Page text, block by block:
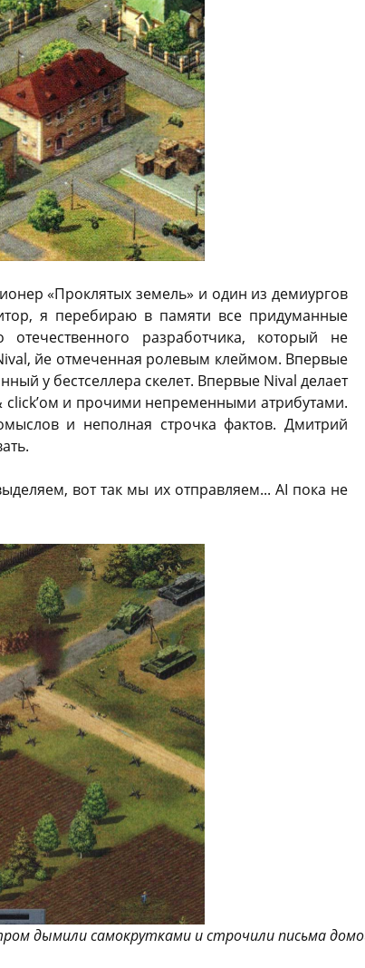
«Проклятых земель» и один из демиургов
я перебираю в памяти все придуманные
разработчика, который не
йе отмеченная ролевым клеймом. Впервые
у бестселлера скелет. Впервые Nival делает
и прочими непременными атрибутами.
и неполная строчка фактов. Дмитрий
вот так мы их отправляем... AI пока не
дымили самокрутками и строчили письма